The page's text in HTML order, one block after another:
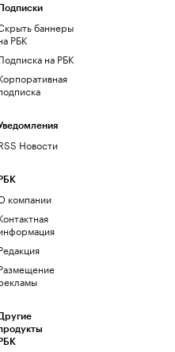
Подписки
баннеры
РБК
на РБК
Новости
РБК
компании
РБК